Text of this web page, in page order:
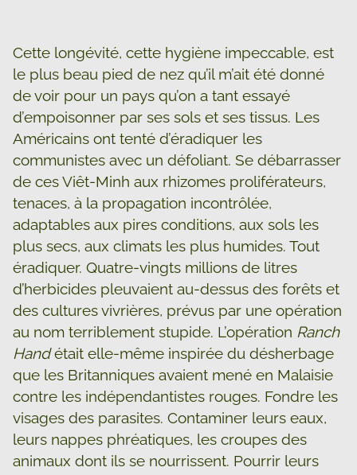
Cette longévité, cette hygiène impeccable, est
le plus beau pied de nez qu’il m’ait été donné
de voir pour un pays qu’on a tant essayé
d’empoisonner par ses sols et ses tissus. Les
Américains ont tenté d’éradiquer les
communistes avec un défoliant. Se débarrasser
de ces Viêt-Minh aux rhizomes proliférateurs,
tenaces, à la propagation incontrôlée,
adaptables aux pires conditions, aux sols les
plus secs, aux climats les plus humides. Tout
éradiquer. Quatre-vingts millions de litres
d’herbicides pleuvaient au-dessus des forêts et
des cultures vivrières, prévus par une opération
au nom terriblement stupide. L’opération Ranch
Handétait elle-même inspirée du désherbage
que les Britanniques avaient mené en Malaisie
contre les indépendantistes rouges. Fondre les
visages des parasites. Contaminer leurs eaux,
leurs nappes phréatiques, les croupes des
animaux dont ils se nourrissent. Pourrir leurs